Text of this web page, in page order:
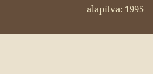
alapítva: 1995